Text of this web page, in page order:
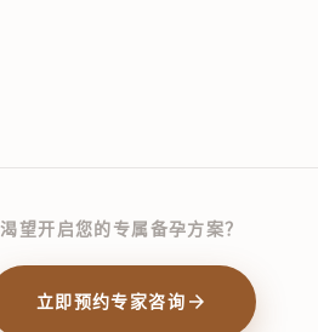
渴望开启您的专属备孕方案？
立即预约专家咨询 arrow_forward